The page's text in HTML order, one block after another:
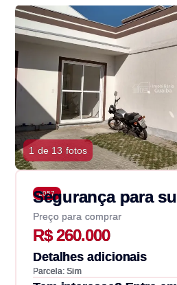
1 de 13 fotos
2057
Segurança para
Preço para comprar
R$ 260.000
Detalhes adicionais
Parcela: Sim